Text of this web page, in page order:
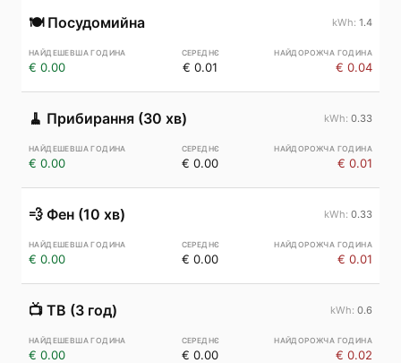
🍽️ Посудомийна 1.4
€ 0.00 € 0.01 € 0.04
🧹 Прибирання (30 хв) 0.33
€ 0.00 € 0.00 € 0.01
💨 Фен (10 хв) 0.33
€ 0.00 € 0.00 € 0.01
📺 ТВ (3 год) 0.6
€ 0.00 € 0.00 € 0.02